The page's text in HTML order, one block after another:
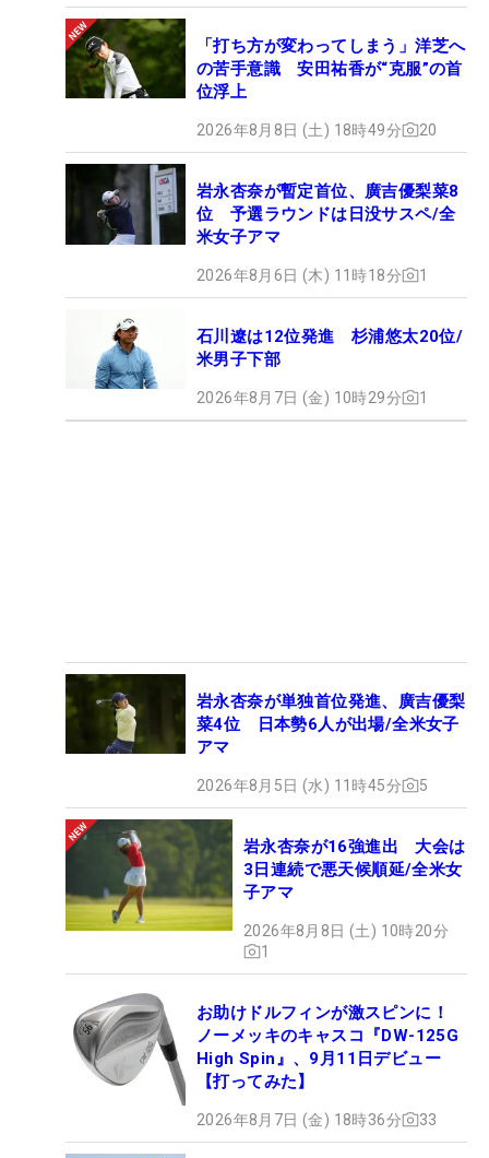
「打ち方が変わってしまう」洋芝へ
の苦手意識 安田祐香が“克服”の首
位浮上
2026年8月8日 (土) 18時49分 20
岩永杏奈が暫定首位、廣吉優梨菜8
位 予選ラウンドは日没サスペ/全
米女子アマ
2026年8月6日 (木) 11時18分 1
石川遼は12位発進 杉浦悠太20位/
米男子下部
2026年8月7日 (金) 10時29分 1
岩永杏奈が単独首位発進、廣吉優梨
菜4位 日本勢6人が出場/全米女子
アマ
2026年8月5日 (水) 11時45分 5
岩永杏奈が16強進出 大会は
3日連続で悪天候順延/全米女
子アマ
2026年8月8日 (土) 10時20分
1
お助けドルフィンが激スピンに！
ノーメッキのキャスコ『DW-125G
High Spin』、9月11日デビュー
【打ってみた】
2026年8月7日 (金) 18時36分 33